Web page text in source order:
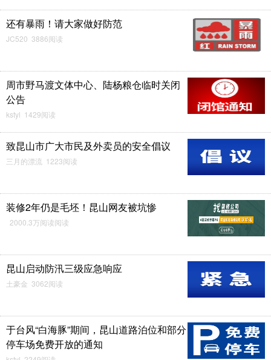
还有暴雨！请大家做好防范
JC520 3886阅读
周市野马渡文体中心、陆杨粮仓临时关闭
公告
kstyl 1429阅读
致昆山市广大市民及外卖员的安全倡议
三月的漂流 1223阅读
装修2年仍是毛坯！昆山网友被坑惨
2000.3万阅读阅读
昆山启动防汛三级应急响应
土豪金 3062阅读
于台风“白海豚”期间，昆山道路泊位和部分
停车场免费开放的通知